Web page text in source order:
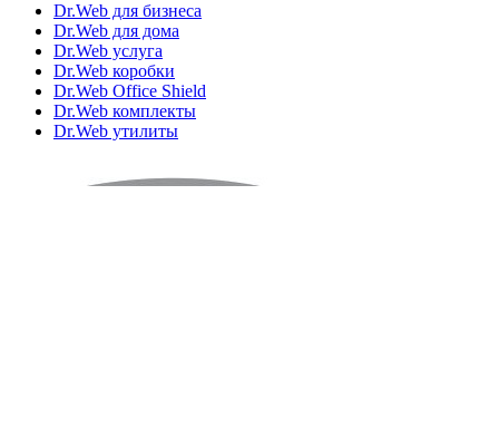
Dr.Web для бизнеса
Dr.Web для дома
Dr.Web услуга
Dr.Web коробки
Dr.Web Office Shield
Dr.Web комплекты
Dr.Web утилиты